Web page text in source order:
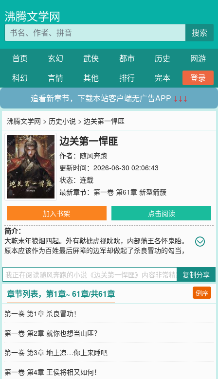
沸腾文学网
搜索
首页 玄幻 武侠 都市 历史
网游
科幻
言情 其他 排行 完本
登录
追看新章节，下载本站客户端无广告APP ↓↓↓
沸腾文学网 > 历史小说 > 边关第一悍匪
边关第一悍匪
作者： 随风奔跑
更新时间：2026-06-30 02:06:43
状态：连载
最新章节： 第一卷 第61章 新型箭簇
加入书架
点击阅读
简介：
大乾末年狼烟四起。外有鞑掳虎视眈眈，内部藩王各怀鬼胎。
原本应该作为百姓最后屏障的边军却做起了杀良冒功的勾当，
入山寨。从底层一步步做起。整改山寨陋习，收留游民，屯工筑垒，
随着他的声望与实力不断壮大，朝廷竟然对他发出了招安令…“王朝腐
朽，民不聊生，在下崔远，请大乾赴死！”
您要是觉得《 边关第一悍匪》还不错的话请不要忘记向您QQ群和微博
微信里的朋友推荐哦！
复制分享
章节列表，第1章~ 61章/共61章 倒序
第一卷 第1章 杀良冒功！
第一卷 第2章 就你也想当山匪？
第一卷 第3章 地上凉…你上来睡吧
第一卷 第4章 王侯将相又如何！